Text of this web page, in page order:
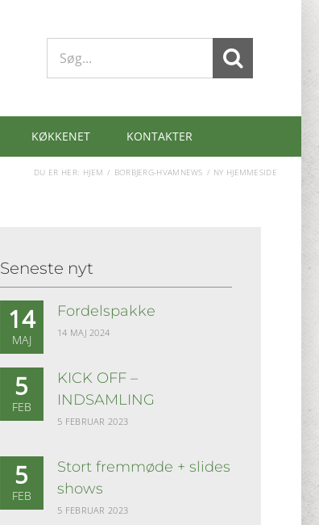
efter:
KØKKENET KONTAKTER
DU ER HER: HJEM BORBJERG-HVAM NEWS NY HJEMMESIDE
Seneste nyt
14
MAJ
Fordelspakke
14 MAJ 2024
5
FEB
KICK OFF –
INDSAMLING
5 FEBRUAR 2023
5
FEB
Stort fremmøde + slides
shows
5 FEBRUAR 2023